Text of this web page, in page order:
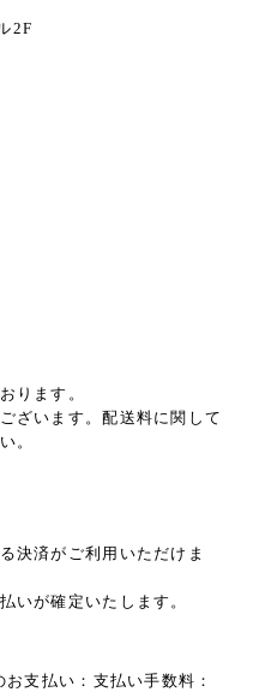
2F
ります。
ざいます。配送料に関して
。
決済がご利用いただけま
いが確定いたします。
支払い：支払い手数料：